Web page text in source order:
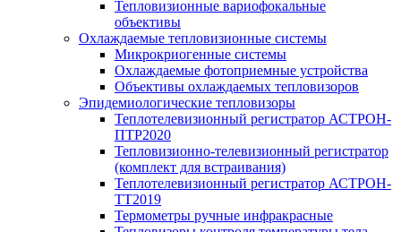
Тепловизионные вариофокальные
объективы
Охлаждаемые тепловизионные системы
Микрокриогенные системы
Охлаждаемые фотоприемные устройства
Объективы охлаждаемых тепловизоров
Эпидемиологические тепловизоры
Теплотелевизионный регистратор АСТРОН-
ПТР2020
Тепловизионно-телевизионный регистратор
(комплект для встраивания)
Теплотелевизионный регистратор АСТРОН-
ТТ2019
Термометры ручные инфракрасные